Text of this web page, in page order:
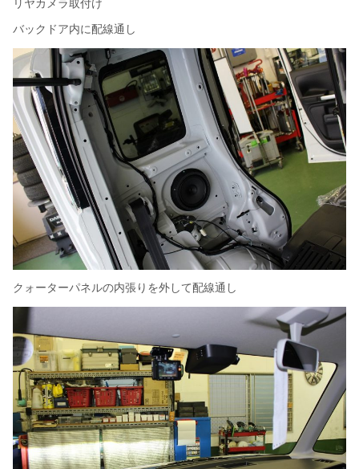
リヤカメラ取付け
バックドア内に配線通し
クォーターパネルの内張りを外して配線通し